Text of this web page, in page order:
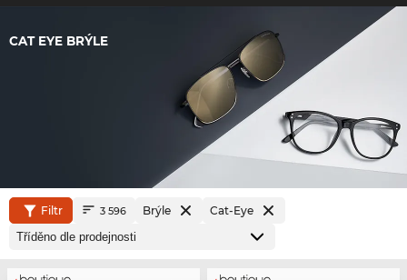
CAT EYE BRÝLE
Filtr 3 596 Brýle Cat-Eye